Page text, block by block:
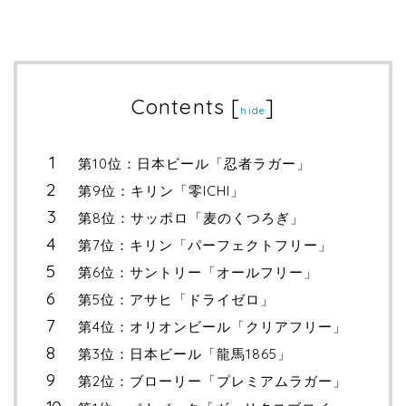
Contents [hide]
第10位：日本ビール「忍者ラガー」
第9位：キリン「零ICHI」
第8位：サッポロ「麦のくつろぎ」
第7位：キリン「パーフェクトフリー」
第6位：サントリー「オールフリー」
第5位：アサヒ「ドライゼロ」
第4位：オリオンビール「クリアフリー」
第3位：日本ビール「龍馬1865」
第2位：ブローリー「プレミアムラガー」